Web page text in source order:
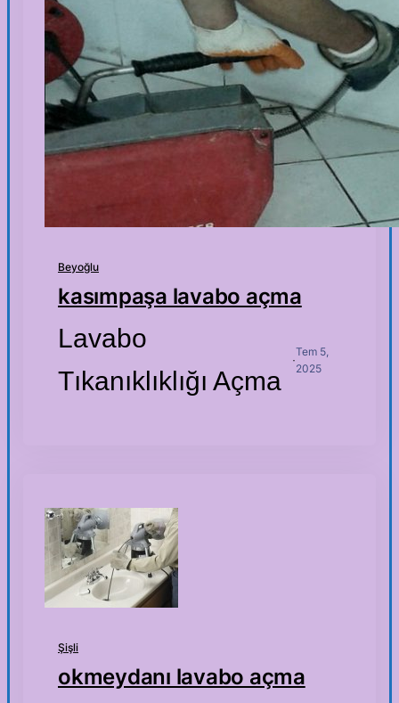
Beyoğlu
kasımpaşa lavabo açma
Lavabo
Tıkanıklıklığı Açma
·
Tem 5,
2025
Şişli
okmeydanı lavabo açma